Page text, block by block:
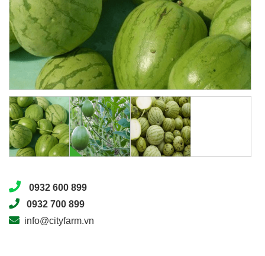
0932 600 899
0932 700 899
info@cityfarm.vn